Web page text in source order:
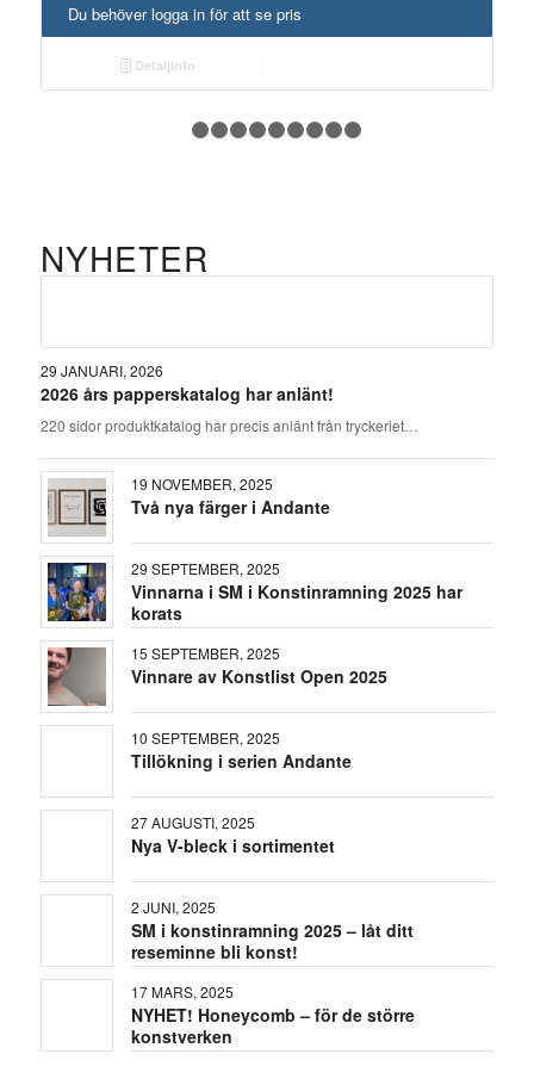
Du behöver logga in för att se pris
Detaljinfo
1 2 3 4
NYHETER
29 JANUARI, 2026
2026 års papperskatalog har anlänt!
220 sidor produktkatalog har precis anlänt från tryckeriet…
19 NOVEMBER, 2025
Två nya färger i Andante
29 SEPTEMBER, 2025
Vinnarna i SM i Konstinramning 2025 har
korats
15 SEPTEMBER, 2025
Vinnare av Konstlist Open 2025
10 SEPTEMBER, 2025
Tillökning i serien Andante
27 AUGUSTI, 2025
Nya V-bleck i sortimentet
2 JUNI, 2025
SM i konstinramning 2025 – låt ditt
reseminne bli konst!
17 MARS, 2025
NYHET! Honeycomb – för de större
konstverken